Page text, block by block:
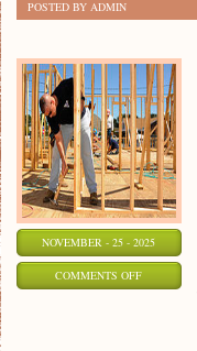
KWESTII
POSTED BY ADMIN
NOVEMBER - 25 - 2025
COMMENTS OFFON